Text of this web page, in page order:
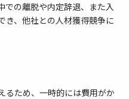
での離脱や内定辞退、また入
き、他社との人材獲得競争に
るため、一時的には費用がか